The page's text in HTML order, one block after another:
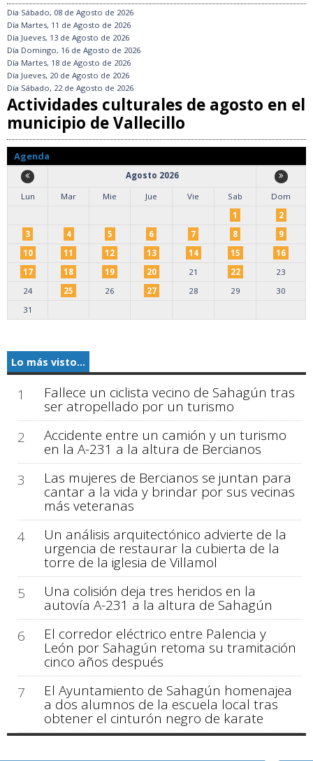
Día Sábado, 08 de Agosto de 2026
Día Martes, 11 de Agosto de 2026
Día Jueves, 13 de Agosto de 2026
Día Domingo, 16 de Agosto de 2026
Día Martes, 18 de Agosto de 2026
Día Jueves, 20 de Agosto de 2026
Día Sábado, 22 de Agosto de 2026
Actividades culturales de agosto en el
municipio de Vallecillo
Agenda
Agosto 2026
Lun
Mar Mie Jue Vie Sab
Dom
1
2
3
4 5 6 7 8
9
10
11 12 13 14 15
16
17
18 19 20 21 22
23
24
25 26 27 28 29
30
31
Lo más visto...
1 Fallece un ciclista vecino de Sahagún tras
ser atropellado por un turismo
2
Accidente entre un camión y un turismo
en la A-231 a la altura de Bercianos
3
Las mujeres de Bercianos se juntan para
cantar a la vida y brindar por sus vecinas
más veteranas
4
Un análisis arquitectónico advierte de la
urgencia de restaurar la cubierta de la
torre de la iglesia de Villamol
5
Una colisión deja tres heridos en la
autovía A-231 a la altura de Sahagún
6
El corredor eléctrico entre Palencia y
León por Sahagún retoma su tramitación
cinco años después
7
El Ayuntamiento de Sahagún homenajea
a dos alumnos de la escuela local tras
obtener el cinturón negro de karate